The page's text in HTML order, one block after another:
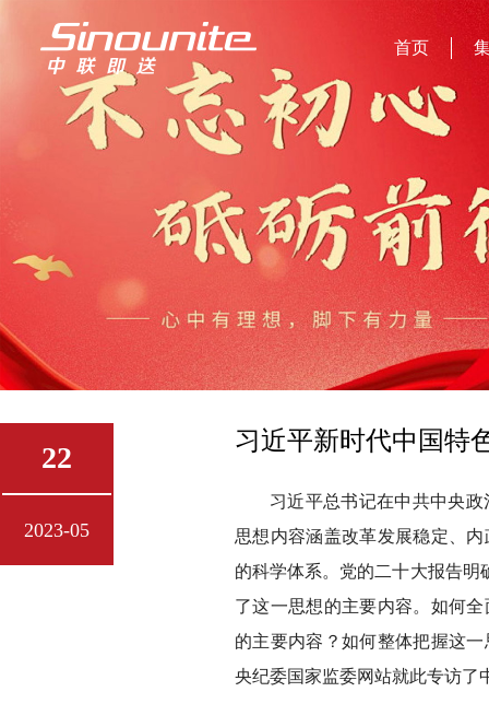
首页
22
2023-05
习近平新时代中国特
习近平总书记在中共中央
思想内容涵盖改革发展稳定、
的科学体系。党的二十大报告明
了这一思想的主要内容。如何
的主要内容？如何整体把握这
央纪委国家监委网站就此专访了